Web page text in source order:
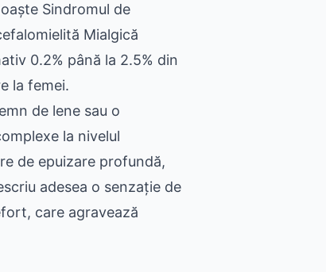
Sindromul de
Mialgică
0.2% până la 2.5% din
la femei.
de lene sau o
la nivelul
de epuizare profundă,
adesea o senzație de
care agravează